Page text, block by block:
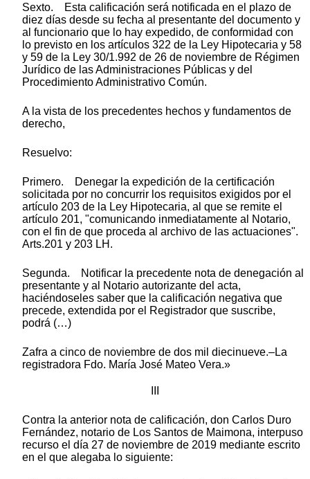
Sexto. Esta calificación será notificada en el plazo de
diez días desde su fecha al presentante del documento y
al funcionario que lo hay expedido, de conformidad con
lo previsto en los artículos 322 de la Ley Hipotecaria y 58
y 59 de la Ley 30/1.992 de 26 de noviembre de Régimen
Jurídico de las Administraciones Públicas y del
Procedimiento Administrativo Común.
A la vista de los precedentes hechos y fundamentos de
derecho,
Resuelvo:
Primero. Denegar la expedición de la certificación
solicitada por no concurrir los requisitos exigidos por el
artículo 203 de la Ley Hipotecaria, al que se remite el
artículo 201, "comunicando inmediatamente al Notario,
con el fin de que proceda al archivo de las actuaciones".
Arts.201 y 203 LH.
Segunda. Notificar la precedente nota de denegación al
presentante y al Notario autorizante del acta,
haciéndoseles saber que la calificación negativa que
precede, extendida por el Registrador que suscribe,
podrá (…)
Zafra a cinco de noviembre de dos mil diecinueve.–La
registradora Fdo. María José Mateo Vera.»
Contra la anterior nota de calificación, don Carlos Duro
Fernández, notario de Los Santos de Maimona, interpuso
recurso el día 27 de noviembre de 2019 mediante escrito
en el que alegaba lo siguiente: